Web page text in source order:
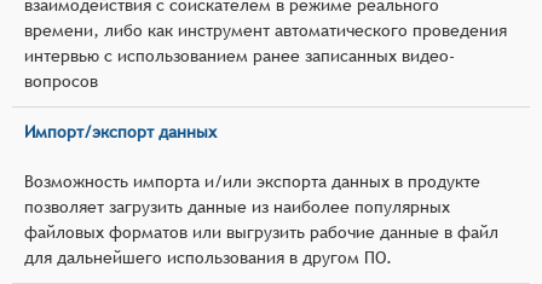
взаимодействия с соискателем в режиме реального
времени, либо как инструмент автоматического проведения
интервью с использованием ранее записанных видео-
вопросов
Импорт/экспорт данных
Возможность импорта и/или экспорта данных в продукте
позволяет загрузить данные из наиболее популярных
файловых форматов или выгрузить рабочие данные в файл
для дальнейшего использования в другом ПО.